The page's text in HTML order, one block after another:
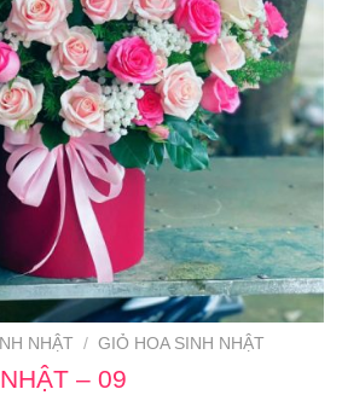
NHẬT / GIỎ HOA SINH NHẬT
– 09